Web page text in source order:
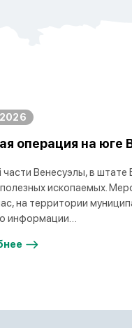
операция на юге
Венесуэлы, в штате
ископаемых.
на территории
информации…